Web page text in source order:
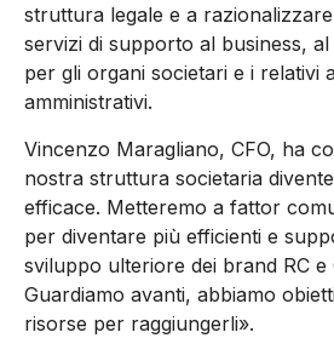
struttura legale e a
servizi di supporto al business,
per gli organi societari e i relativi
amministrativi.
Vincenzo Maragliano, CFO, ha
nostra struttura societaria
efficace. Metteremo a fattor
per diventare più efficienti e
sviluppo ulteriore dei brand RC e
Guardiamo avanti, abbiamo
risorse per raggiungerli».